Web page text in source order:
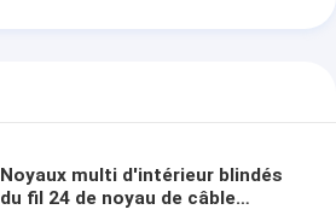
Noyaux multi d'intérieur blindés
du fil 24 de noyau de câble